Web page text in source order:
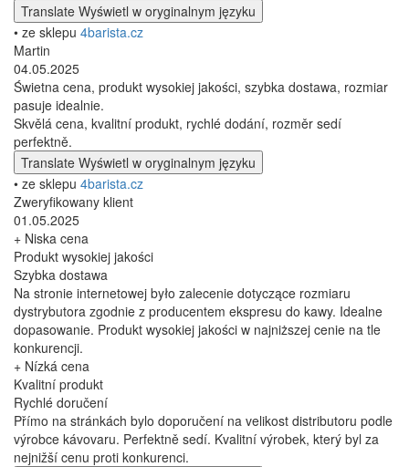
Translate Wyświetl w oryginalnym języku
• ze sklepu 4barista.cz
Martin
04.05.2025
Świetna cena, produkt wysokiej jakości, szybka dostawa, rozmiar
pasuje idealnie.
Skvělá cena, kvalitní produkt, rychlé dodání, rozměr sedí
perfektně.
Translate Wyświetl w oryginalnym języku
• ze sklepu 4barista.cz
Zweryfikowany klient
01.05.2025
+ Niska cena
Produkt wysokiej jakości
Szybka dostawa
Na stronie internetowej było zalecenie dotyczące rozmiaru
dystrybutora zgodnie z producentem ekspresu do kawy. Idealne
dopasowanie. Produkt wysokiej jakości w najniższej cenie na tle
konkurencji.
+ Nízká cena
Kvalitní produkt
Rychlé doručení
Přímo na stránkách bylo doporučení na velikost distributoru podle
výrobce kávovaru. Perfektně sedí. Kvalitní výrobek, který byl za
nejnižší cenu proti konkurenci.